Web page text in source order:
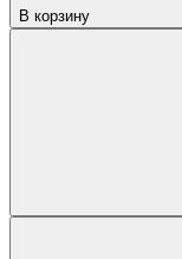
В корзину